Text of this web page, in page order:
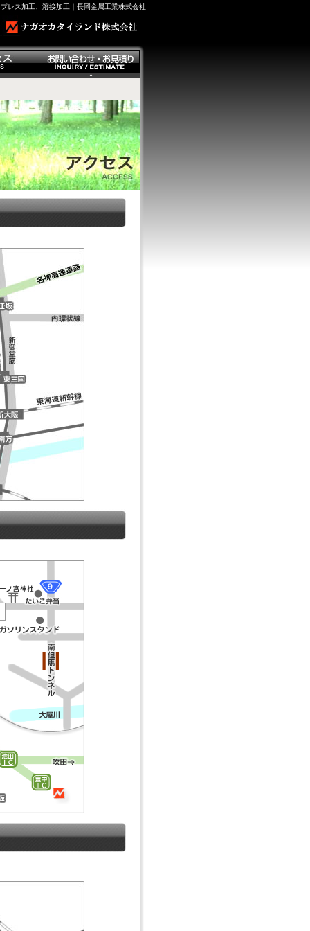
レス加工、溶接加工｜長岡金属工業株式会社